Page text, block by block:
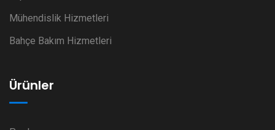
Mühendislik Hizmetleri
Bahçe Bakım Hizmetleri
Ürünler